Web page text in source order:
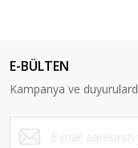
E-BÜLTEN
Kampanya ve